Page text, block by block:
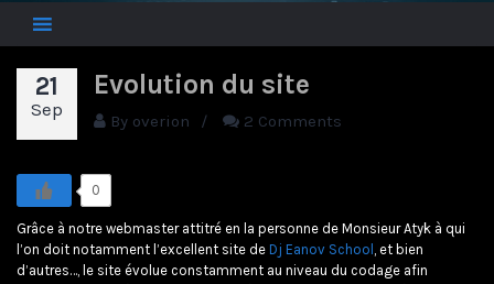
21
Sep
Evolution du site
By overion / 2 Comments
0
Grâce à notre webmaster attitré en la personne de Monsieur Atyk à qui
l’on doit notamment l’excellent site de Dj Eanov School , et bien
d’autres…, le site évolue constamment au niveau du codage afin